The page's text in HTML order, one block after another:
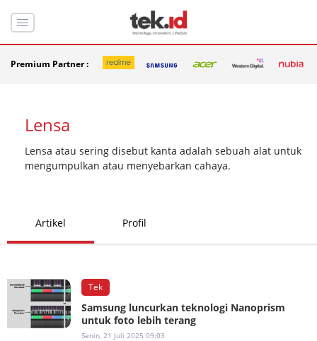
Premium Partner :
Lensa
Lensa atau sering disebut kanta adalah sebuah alat untuk
mengumpulkan atau menyebarkan cahaya.
Artikel Profil
Tek
Samsung luncurkan teknologi Nanoprism
untuk foto lebih terang
Senin, 21 Juli 2025 09:03